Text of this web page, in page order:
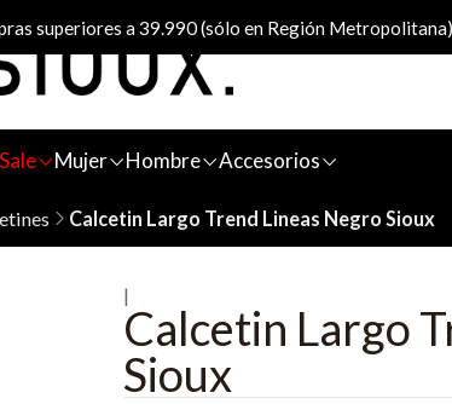
Mujer Hombre Accesorios
superiores a 39.990 (sólo en Región Metropolitana)
Calcetin Largo Trend Lineas Negro Sioux
|
Calcetin Largo
Sioux